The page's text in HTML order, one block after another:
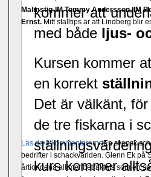
Malmstig-IM Tommy Andersson, IM
Ernst. Mitt stalltips är att Lindberg blir
Läs de 8 kommentarernaEn svensk
bedrifter i schackvärlden. Glenn Ek på
årtiondena alltmer betraktats som en
kommer att
med både ljus-
Kursen kommer
en korrekt
Det är välkänt,
de tre fiskarna i
kurs kommer